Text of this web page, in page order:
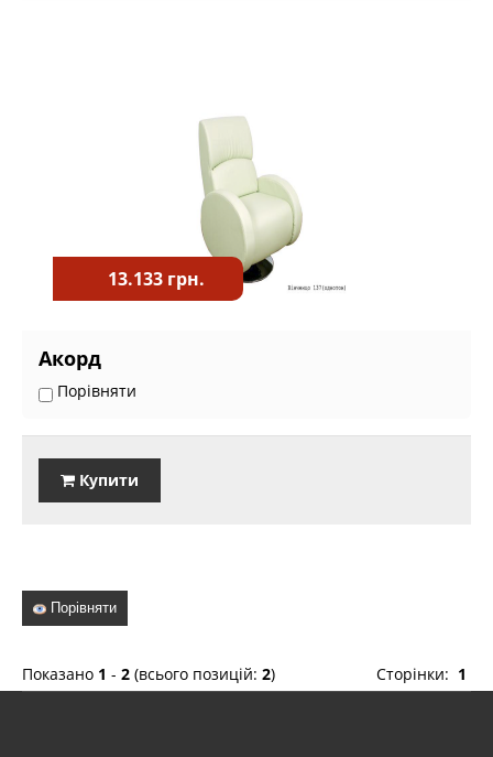
13.133 грн.
Акорд
Порівняти
Купити
Порівняти
Сторінки: 1
Показано 1 - 2 (всього позицій: 2)